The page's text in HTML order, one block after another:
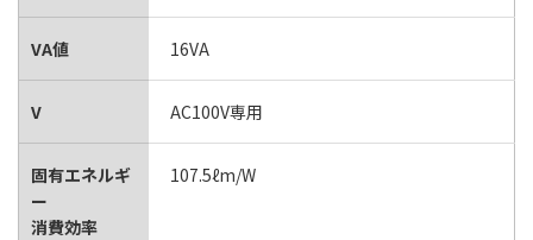
VA値 16VA
V AC100V専用
固有エネルギ
ー
消費効率
107.5ℓm/W